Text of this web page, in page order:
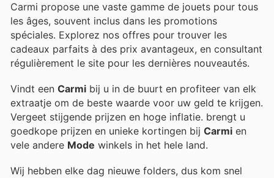
Carmi propose une vaste gamme de jouets pour tous
les âges, souvent inclus dans les promotions
spéciales. Explorez nos offres pour trouver les
cadeaux parfaits à des prix avantageux, en consultant
régulièrement le site pour les dernières nouveautés.
Vindt een Carmi bij u in de buurt en profiteer van elk
extraatje om de beste waarde voor uw geld te krijgen.
Vergeet stijgende prijzen en hoge inflatie. brengt u
goedkope prijzen en unieke kortingen bij Carmi en
vele andere Mode winkels in het hele land.
Wij hebben elke dag nieuwe folders, dus kom snel